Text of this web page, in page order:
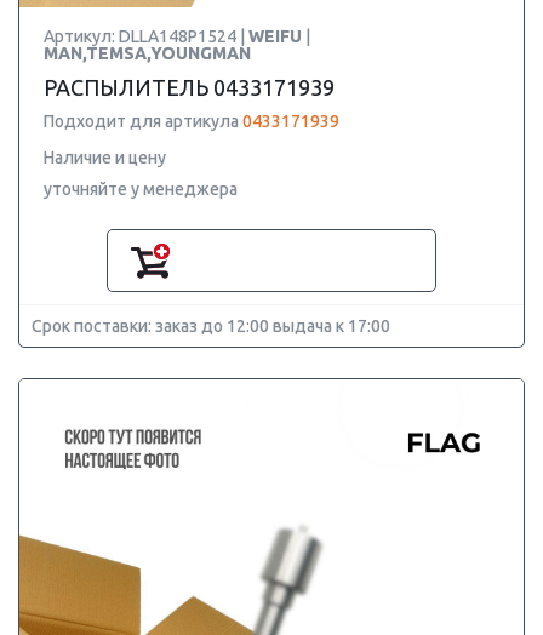
Артикул: DLLA148P1524 | WEIFU
MAN,TEMSA,YOUNGMAN
РАСПЫЛИТЕЛЬ 0433171939
Подходит для артикула 0433171939
Наличие и цену
уточняйте у менеджера
Срок поставки: заказ до 12:00 выдача к 17:00